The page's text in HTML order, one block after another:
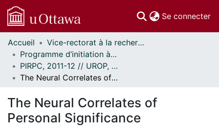
Se connecter
Communautés
et collections
Parcourir
Statistiques
À propos
Accueil
Vice-rectorat à la recherche // Office of the V-P, Research
Programme d’initiation à la recherche au premier cycle (PIRPC) // Undergraduate Research Opportunity Program (UROP)
PIRPC, 2011-12 // UROP, 2011-12
The Neural Correlates of Personal Significance
The Neural Correlates of
Personal Significance